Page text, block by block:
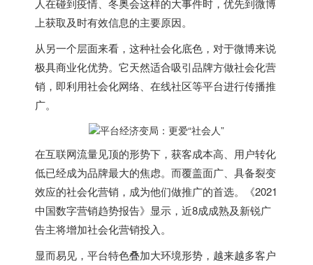
人在碰到疫情、冬奥会这样的大事件时，优先到微博
上获取及时有效信息的主要原因。
从另一个层面来看，这种社会化底色，对于微博来说
极具商业化优势。它天然适合吸引品牌方做社会化营
销，即利用社会化网络、在线社区等平台进行传播推
广。
在互联网流量见顶的形势下，获客成本高、用户转化
低已经成为品牌最大的焦虑。而覆盖面广、具备裂变
效应的社会化营销，成为他们做推广的首选。《2021
中国数字营销趋势报告》显示，近8成成熟及新锐广
告主将增加社会化营销投入。
显而易见，平台特色叠加大环境形势，越来越多客户